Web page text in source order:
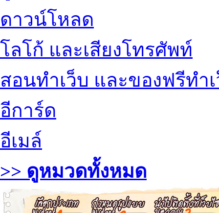
ดาวน์โหลด
โลโก้ และเสียงโทรศัพท์
สอนทำเว็บ และของฟรีทำ
อีการ์ด
อีเมล์
>> ดูหมวดทั้งหมด